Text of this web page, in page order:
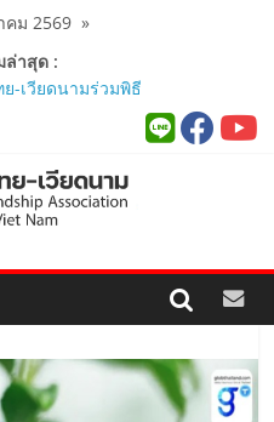
คม 2569»
ล่าสุด :
-เวียดนามร่วมพิธี
Forum ..
ศึกษาเวียดนาม
ษาอังกฤษเร่งรัด
าพไทย-เวียดนาม
ะทรวงมหาดไทย
างเป็นทางการ..
ร่วมแสดงวิสัยทัศน์
Business